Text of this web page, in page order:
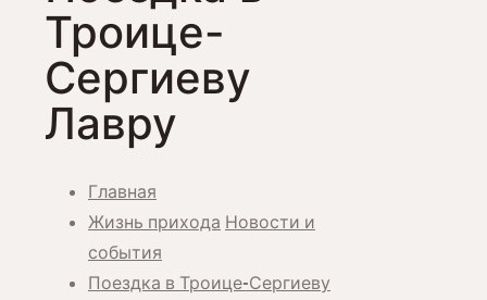
Троице-
Сергиеву
Лавру
Главная
Жизнь прихода Новости и
события
Поездка в Троице-Сергиеву